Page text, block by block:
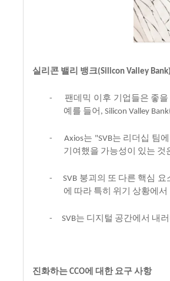
실리콘 밸리 뱅크(Silicon Valley Bank)
- 팬데믹 이후 기업들은 좋을
예를 들어 , Silicon Valley
- Axios는 "SVB는 리더십 팀에
기여했을 가능성이 있는 것
- SVB 붕괴의 또 다른 핵심 요
에
따라 특히 위기 상황에서
- SVB는 디지털 공간에서 내
진화하는 CCO에 대한 요구사항